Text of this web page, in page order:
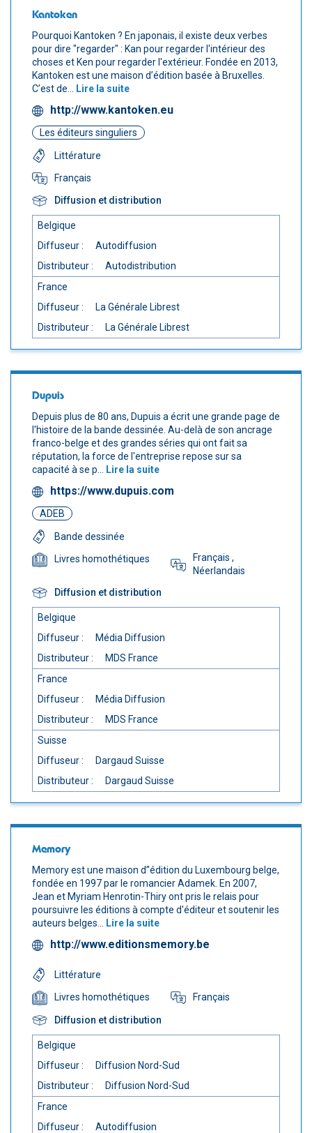
Kantoken
Pourquoi Kantoken ? En japonais, il existe deux verbes
pour dire "regarder" : Kan pour regarder l'intérieur des
choses et Ken pour regarder l'extérieur. Fondée en 2013,
Kantoken est une maison d’édition basée à Bruxelles.
C’est de... Lire la suite
http://www.kantoken.eu
Les éditeurs singuliers
Littérature
Français
Diffusion et distribution
Belgique
Diffuseur :
Autodiffusion
Distributeur :
Autodistribution
France
Diffuseur :
La Générale Librest
Distributeur :
La Générale Librest
Dupuis
Depuis plus de 80 ans, Dupuis a écrit une grande page de
l'histoire de la bande dessinée. Au-delà de son ancrage
franco-belge et des grandes séries qui ont fait sa
réputation, la force de l'entreprise repose sur sa
capacité à se p... Lire la suite
https://www.dupuis.com
ADEB
Bande dessinée
Livres homothétiques
Français ,
Néerlandais
Diffusion et distribution
Belgique
Diffuseur :
Média Diffusion
Distributeur :
MDS France
France
Diffuseur :
Média Diffusion
Distributeur :
MDS France
Suisse
Diffuseur :
Dargaud Suisse
Distributeur :
Dargaud Suisse
Memory
Memory est une maison d’'édition du Luxembourg belge,
fondée en 1997 par le romancier Adamek. En 2007,
Jean et Myriam Henrotin-Thiry ont pris le relais pour
poursuivre les éditions à compte d'éditeur et soutenir les
auteurs belges... Lire la suite
http://www.editionsmemory.be
Littérature
Livres homothétiques
Français
Diffusion et distribution
Belgique
Diffuseur :
Diffusion Nord-Sud
Distributeur :
Diffusion Nord-Sud
France
Diffuseur :
Autodiffusion